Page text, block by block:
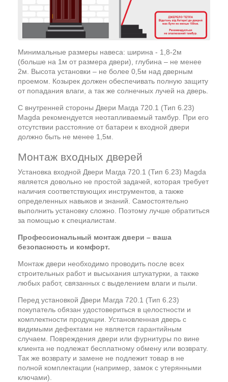
Минимальные размеры навеса: ширина - 1,8-2м
(больше на 1м от размера двери), глубина – не менее
2м. Высота установки – не более 0,5м над дверным
проемом. Козырек должен обеспечивать полную защиту
от попадания влаги, а так же солнечных лучей на дверь.
С внутренней стороны Двери Магда 720.1 (Тип 6.23)
Magda рекомендуется неотапливаемый тамбур. При его
отсутствии расстояние от батареи к входной двери
должно быть не менее 1,5м.
Монтаж входных дверей
Установка входной Двери Магда 720.1 (Тип 6.23) Magda
является довольно не простой задачей, которая требует
наличия соответствующих инструментов, а также
определенных навыков и знаний. Самостоятельно
выполнить установку сложно. Поэтому лучше обратиться
за помощью к специалистам.
Профессиональный монтаж двери – ваша
безопасность и комфорт.
Монтаж двери необходимо проводить после всех
строительных работ и высыхания штукатурки, а также
любых работ, связанных с выделением влаги и пыли.
Перед установкой Двери Магда 720.1 (Тип 6.23)
покупатель обязан удостовериться в целостности и
комплектности продукции. Установленная дверь с
видимыми дефектами не является гарантийным
случаем. Повреждения двери или фурнитуры по вине
клиента не подлежат бесплатному обмену или возврату.
Так же возврату и замене не подлежит товар в не
полной комплектации (например, замок с утерянными
ключами).